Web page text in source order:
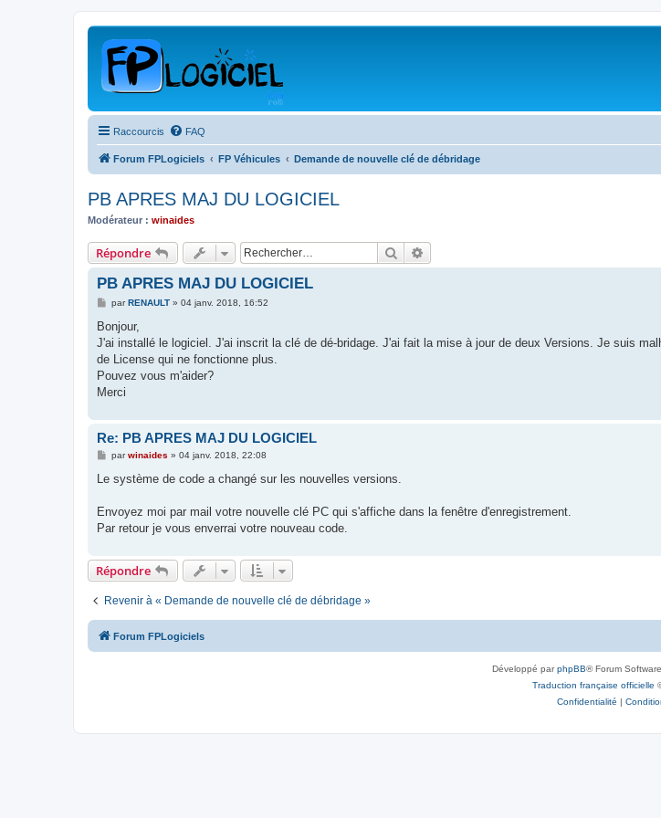
Raccourcis FAQ
Forum FPLogiciels FP Véhicules Demande de nouvelle clé de débridage
PB APRES MAJ DU LOGICIEL
Modérateur : winaides
Répondre Rechercher
PB APRES MAJ DU LOGICIEL
M
s
a
g
parRENAULT» 04 janv. 2018, 16:52
Bonjour,
J'ai installé le logiciel. J'ai inscrit la clé de dé-bridage. J'ai fait la mise à jour de deux Versions. Je suis
de License qui ne fonctionne plus.
Pouvez vous m'aider?
Merci
Re: PB APRES MAJ DU LOGICIEL
M
s
g
parwinaides » 04 janv. 2018, 22:08
Le système de code a changé sur les nouvelles versions.
Envoyez moi par mail votre nouvelle clé PC qui s'affiche dans la fenêtre d'enregistrement.
Par retour je vous enverrai votre nouveau code.
Répondre
Revenir à « Demande de nouvelle clé de débridage »
Forum FPLogiciels
Développé parphpBB® Forum
Traduction française officielle
Confidentialité |